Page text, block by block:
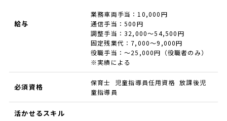
給与
業務車両手当：10,000円
通信手当：500円
調整手当：32,000～54,500円
固定残業代：7,000～9,000円
役職手当：～25,000円（役職者のみ）
※実績による
必須資格
保育士 児童指導員任用資格 放課後児
童指導員
活かせるスキル